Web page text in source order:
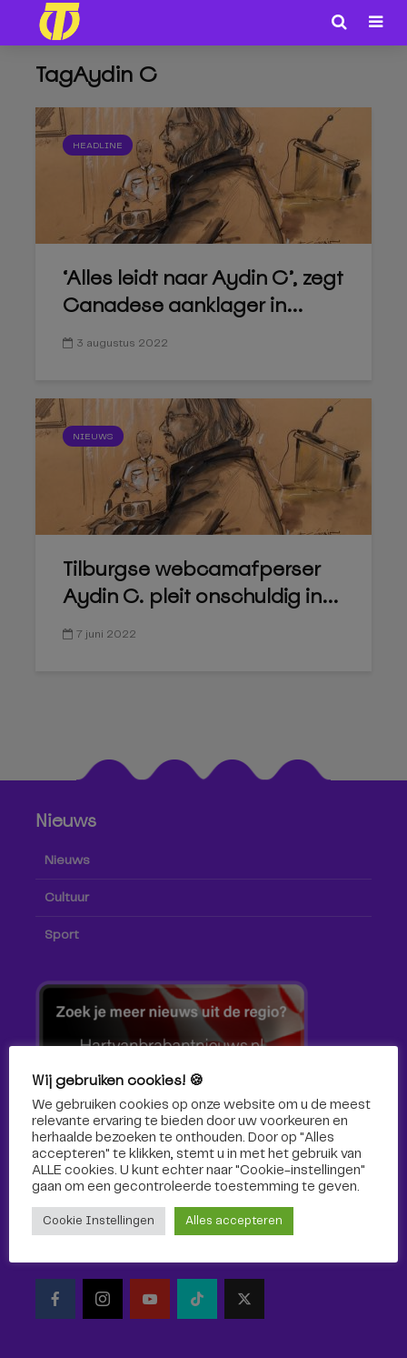
TagAydin C
HEADLINE
‘Alles leidt naar Aydin C’, zegt
Canadese aanklager in...
3 augustus 2022
NIEUWS
Tilburgse webcamafperser
Aydin C. pleit onschuldig in...
7 juni 2022
Nieuws
Nieuws
Cultuur
Sport
Volg ons!
Volg Omroep Tilburg niet alleen hier, maar ook via social
Wij gebruiken cookies! 🍪
We gebruiken cookies op onze website om u de meest
relevante ervaring te bieden door uw voorkeuren en
herhaalde bezoeken te onthouden. Door op "Alles
accepteren" te klikken, stemt u in met het gebruik van
ALLE cookies. U kunt echter naar "Cookie-instellingen"
gaan om een ​​gecontroleerde toestemming te geven.
Cookie Instellingen Alles accepteren